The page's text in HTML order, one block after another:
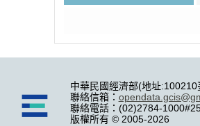
中華民國經濟部(地址
聯絡信箱：
聯絡電話：(02)2784-
版權所有 © 2005-2026